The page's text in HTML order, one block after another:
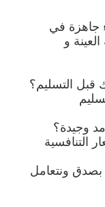
جاهزة في
و
التنافسية
ونتعامل